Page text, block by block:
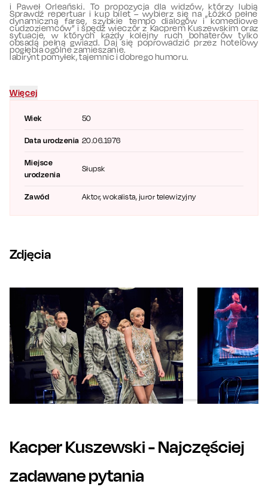
Wiek 50
Data urodzenia 20.06.1976
Miejsce
urodzenia
Słupsk
Zawód Aktor, wokalista, juror telewizyjny
i Paweł Orleański. To propozycja dla widzów, którzy lubią
dynamiczną farsę, szybkie tempo dialogów i komediowe
sytuacje, w których każdy kolejny ruch bohaterów tylko
pogłębia ogólne zamieszanie.
Sprawdź repertuar i kup bilet – wybierz się na „Łóżko pełne
cudzoziemców” i spędź wieczór z Kacprem Kuszewskim oraz
obsadą pełną gwiazd. Daj się poprowadzić przez hotelowy
labirynt pomyłek, tajemnic i dobrego humoru.
Więcej
Zdjęcia
Kacper Kuszewski- Najczęściej
zadawane pytania